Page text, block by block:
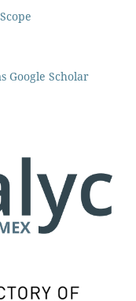
Google Scholar